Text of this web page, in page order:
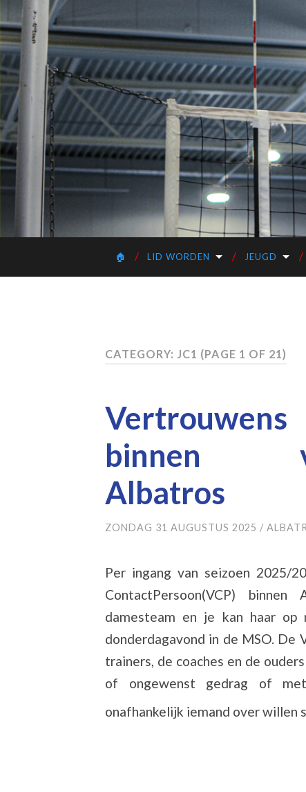
🏠 LID WORDEN JEUGD
CATEGORY: JC1 (PAGE 1 OF 21)
binnen
Albatros
ZONDAG 31 AUGUSTUS 2025 /
Per ingang van seizoen 2025/
ContactPersoon(VCP)
damesteam en je kan haar op
donderdagavond in de MSO. De
trainers, de coaches en de
of ongewenst gedrag of
onafhankelijk iemand over willen